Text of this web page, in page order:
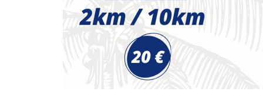
Lire la suite